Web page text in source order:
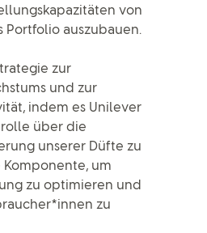
von
Portfolio auszubauen.
zur
und zur
indem es Unilever
über die
unserer Düfte zu
um
zu optimieren und
zu